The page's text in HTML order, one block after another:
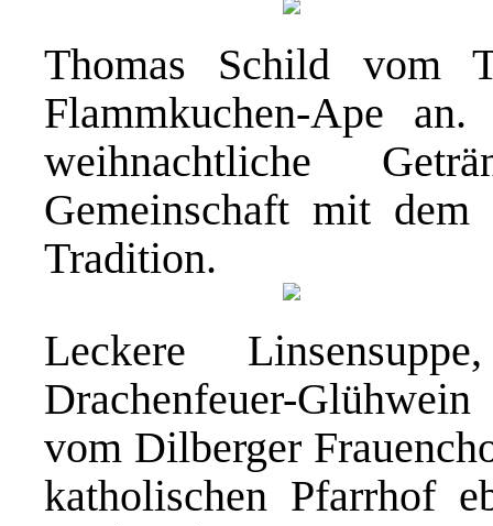
Thomas Schild vom
Flammkuchen-Ape
weihnachtliche
Gemeinschaft mit
Tradition.
Leckere
Drachenfeuer-
vom Dilberger
katholischen Pfarrhof